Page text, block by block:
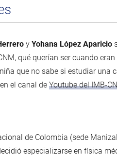
y Yohana López Aparicio
qué querían ser cuando
que no sabe si estudiar una
el canal de Youtube del IMB-
de Colombia (sede
especializarse en física